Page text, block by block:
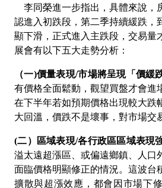
李同榮進一步指出，具體來說，
認進入初跌段，第二季持續緩跌，
顯下滑，正式進入主跌段，交易量
展會有以下五大走勢分析：
（一)價量表現/市場將呈現「價緩
有價格全面鬆動，觀望買盤才會進
在下半年若如預期價格出現較大跌
大回溫，價跌不是壞事，對市場交
(二）區域表現/各行政區區域表現
溢太遠超漲區、或偏遠鄉鎮、人口
面臨價格明顯修正的情況。這波台
擴散與超漲效應，都會因市場下